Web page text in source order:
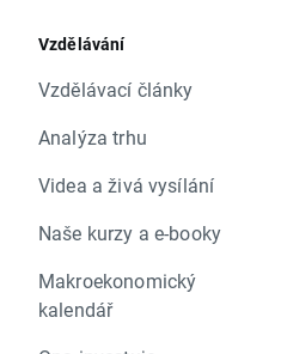
Vzdělávání
Vzdělávací články
Analýza trhu
Videa a živá vysílání
Naše kurzy a e-booky
Makroekonomický
kalendář